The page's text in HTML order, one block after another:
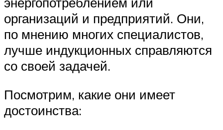
организаций и предприятий. Они,
по мнению многих специалистов,
лучше индукционных справляются
со своей задачей.
Посмотрим, какие они имеет
достоинства: